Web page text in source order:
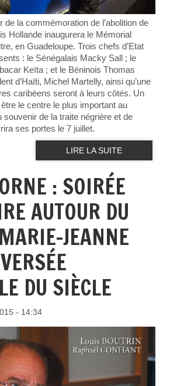
de la commémoration de l’abolition de
Hollande inaugurera le Mémorial
en Guadeloupe. Trois chefs d’Etat
: le Sénégalais Macky Sall ; le
Keïta ; et le Béninois Thomas
d’Haïti, Michel Martelly, ainsi qu’une
caribéens seront à leurs côtés. Un
le centre le plus important au
souvenir de la traite négrière et de
ses portes le 7 juillet.
LIRE LA SUITE
: SOIRÉE
AUTOUR DU
JEANNE
DU SIÈCLE
- 14:34